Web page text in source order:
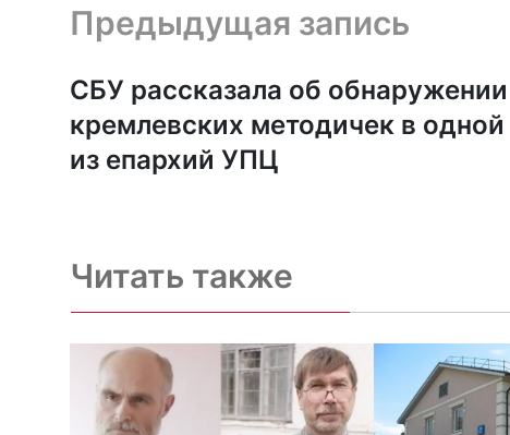
Предыдущая запись и следующая запись
Предыдущая запись
СБУ рассказала об обнаружении
кремлевских методичек в одной
из епархий УПЦ
Читать также